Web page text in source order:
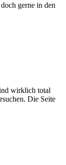
gerne in den
wirklich total
Die Seite